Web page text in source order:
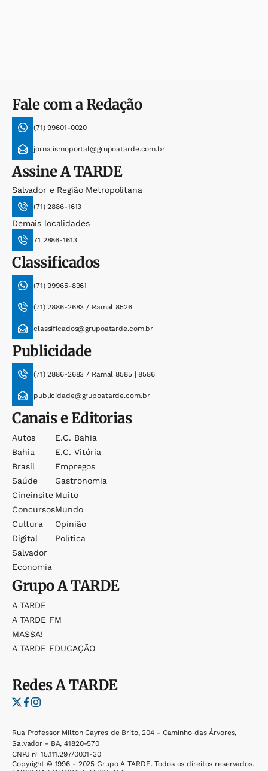
Fale com a Redação
(71) 99601-0020
jornalismoportal@grupoatarde.com.br
AssineA TARDE
Salvador e Região Metropolitana
(71) 2886-1613
Demais localidades
71 2886-1613
Classificados
(71) 99965-8961
(71) 2886-2683 / Ramal 8526
classificados@grupoatarde.com.br
Publicidade
(71) 2886-2683 / Ramal 8585 | 8586
publicidade@grupoatarde.com.br
Canais e Editorias
Autos
Bahia
Brasil
Saúde
Cineinsite
Concursos
Cultura
Digital
Salvador
Economia
E.c. Bahia
E.c. Vitória
Empregos
Gastronomia
Muito
Mundo
Opinião
Política
GrupoA TARDE
A TARDE
A TARDE FM
MASSA!
A TARDE EDUCAÇÃO
RedesA TARDE
Rua Professor Milton Cayres de Brito, 204 - Caminho das Árvores,
Salvador - BA, 41820-570
CNPJ nº 15.111.297/0001-30
Copyright © 1996 - 2025 Grupo A TARDE. Todos os direitos reservados.